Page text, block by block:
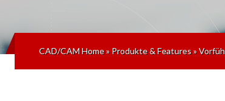
CAD/CAM Home» Produkte & Features»